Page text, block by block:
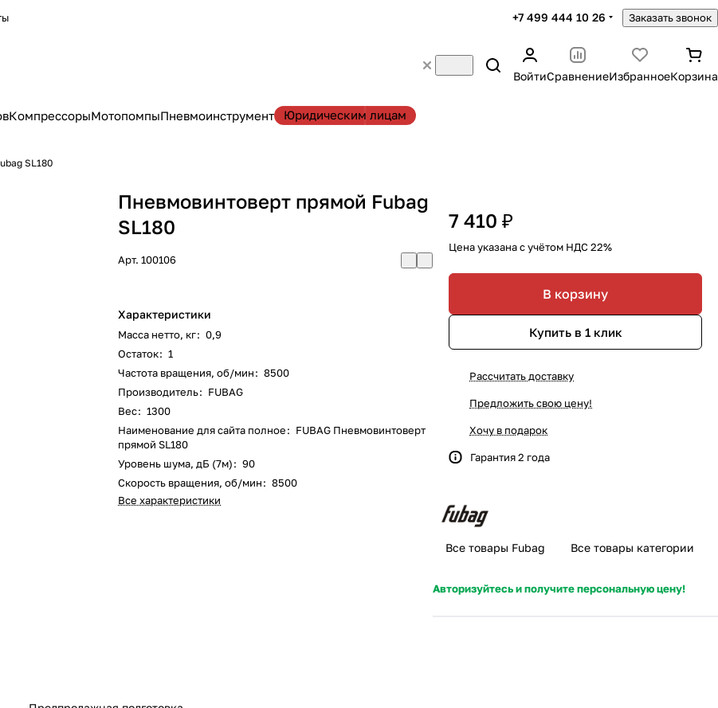
+7 499 444 10 26 Заказать звонок
ВойтиСравнениеИзбранноеКорзина
КомпрессорыМотопомпыПневмоинструмент Юридическим лицам
SL180
Пневмовинтоверт прямой Fubag
SL180
Арт.100106
Характеристики
Масса нетто, кг: 0,9
Остаток: 1
Частота вращения, об/мин: 8500
Производитель: FUBAG
Вес: 1300
Наименование для сайта полное: FUBAG Пневмовинтоверт
прямой SL180
Уровень шума, дБ (7м): 90
Скорость вращения, об/мин: 8500
Все характеристики
7 410 ₽
Цена указана с учётом НДС 22%
В корзину
Купить в 1 клик
Рассчитать доставку
Предложить свою цену!
Хочу в подарок
Гарантия 2 года
Все товары Fubag Все товары категории
Авторизуйтесь и получите персональную цену!